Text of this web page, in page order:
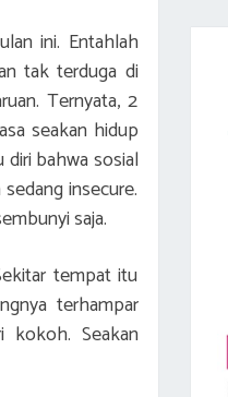
ini. Entahlah
tak terduga di
Ternyata, 2
seakan hidup
diri bahwa sosial
insecure.
saja.
tempat itu
terhampar
kokoh. Seakan